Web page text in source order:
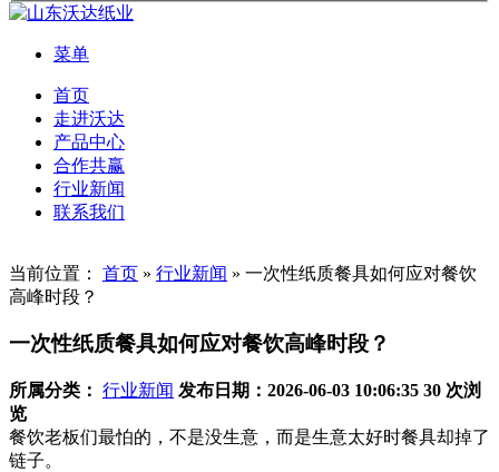
菜单
首页
走进沃达
产品中心
合作共赢
行业新闻
联系我们
当前位置： 首页 » 行业新闻 » 一次性纸质餐具如何应对餐饮
高峰时段？
一次性纸质餐具如何应对餐饮高峰时段？
所属分类： 行业新闻 发布日期：2026-06-03 10:06:35 30 次浏
览
餐饮老板们最怕的，不是没生意，而是生意太好时餐具却掉了
链子。